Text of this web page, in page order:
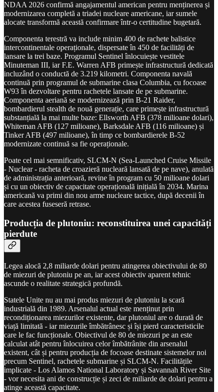
NDAA 2026 confirmă angajamentul american pentru menținerea și
modernizarea completă a triadei nucleare americane, iar sumele
alocate transformă această confirmare într-o certitudine bugetară.
Componenta terestră va include minim 400 de rachete balistice
intercontinentale operaționale, dispersate în 450 de facilități de
lansare la trei baze. Programul Sentinel înlocuiește vestitele
Minuteman III, iar F.E. Warren AFB primește infrastructură dedicată
incluzând o conductă de 3.219 kilometri. Componenta navală
continuă prin programul de submarine clasa Columbia, cu focoase
W93 în dezvoltare pentru rachetele lansate de pe submarine.
Componenta aeriană se modernizează prin B-21 Raider,
bombardierul stealth de nouă generație, care primește infrastructură
substanțială la mai multe baze: Ellsworth AFB (378 milioane dolari),
Whiteman AFB (127 milioane), Barksdale AFB (116 milioane) și
Tinker AFB (497 milioane), în timp ce bombardierele B-52
modernizate continuă sa fie operaționale.
Poate cel mai semnificativ, SLCM-N (Sea-Launched Cruise Missile
- Nuclear - racheta de croazieră nucleară lansată de pe nave), anulată
de administrația anterioară, revine în program cu 50 milioane dolari
și cu un obiectiv de capacitate operațională inițială în 2034. Marina
americană va primi din nou arme nucleare tactice, după decenii în
care acestea fuseseră retrase.
Producția de plutoniu: reconstituirea unei capacități
pierdute
Legea alocă 2,8 miliarde dolari pentru atingerea obiectivului de 80
de miezuri de plutoniu pe an, iar acest obiectiv aparent tehnic
ascunde o realitate strategică profundă.
Statele Unite nu au mai produs miezuri de plutoniu la scară
industrială din 1989. Arsenalul actual este menținut prin
recondiționarea miezurilor existente, dar plutoniul are o durată de
viață limitată - iar miezurile îmbătrânesc și își pierd caracteristicile
care le fac funcționale. Obiectivul de 80 de miezuri pe an este
calculat atât pentru înlocuirea celor îmbătrânite din arsenalul
existent, cât și pentru producția de focoase destinate sistemelor noi
precum Sentinel, rachetele submarine și SLCM-N. Facilitățile
implicate - Los Alamos National Laboratory și Savannah River Site
- vor necesita ani de construcție și zeci de miliarde de dolari pentru a
atinge această capacitate.